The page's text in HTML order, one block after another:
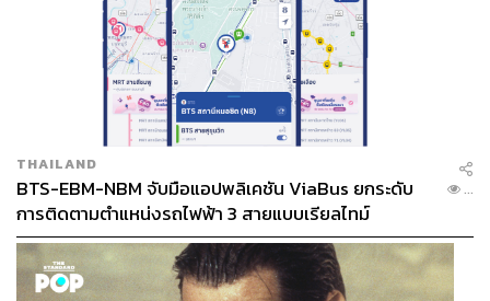
THAILAND
BTS-EBM-NBM จับมือแอปพลิเคชัน ViaBus ยกระดับ
การติดตามตำแหน่งรถไฟฟ้า 3 สายแบบเรียลไทม์
...